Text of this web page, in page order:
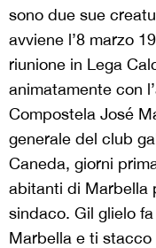
sono due sue
avviene l’8 marzo
riunione in Lega
animatamente con
Compostela José
generale del club
Caneda, giorni
abitanti di Marbella
sindaco. Gil glielo
Marbella e ti stacco